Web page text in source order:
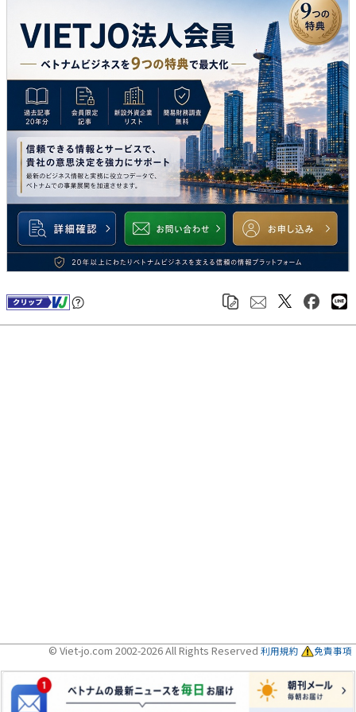
© Viet-jo.com 2002-2026 All Rights Reserved 利用規約 免責事項